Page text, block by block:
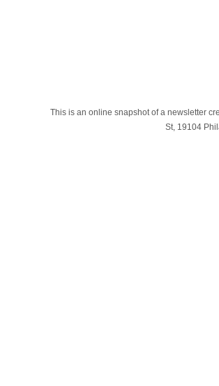
This is an online snapshot of a newsletter
St, 19104